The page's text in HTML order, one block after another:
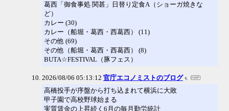
葛西「御食事処 関甚」日替り定食A（ショーガ焼きな
ど）
カレー (30)
カレー（船堀・葛西・西葛西） (11)
その他 (69)
その他（船堀・葛西・西葛西） (8)
BUTA☆FESTIVAL（豚フェス）
2026/08/06 05:13:12 官庁エコノミストのブログ
高橋投手が序盤から打ち込まれて横浜に大敗
甲子園で高校野球始まる
実質賃金の上昇続く6月の毎月勤労統計